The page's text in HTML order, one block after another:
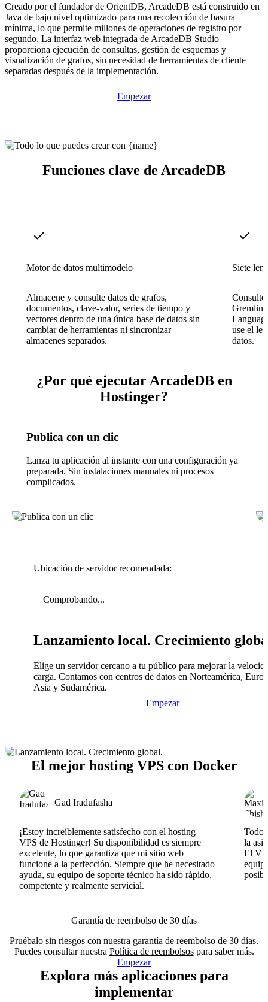
Creado por el fundador de OrientDB, ArcadeDB está construido en
Java de bajo nivel optimizado para una recolección de basura
mínima, lo que permite millones de operaciones de registro por
segundo. La interfaz web integrada de ArcadeDB Studio
proporciona ejecución de consultas, gestión de esquemas y
visualización de grafos, sin necesidad de herramientas de cliente
separadas después de la implementación.
Empezar
Funciones clave de ArcadeDB
Motor de datos multimodelo
Almacene y consulte datos de grafos,
documentos, clave-valor, series de tiempo y
vectores dentro de una única base de datos sin
cambiar de herramientas ni sincronizar
almacenes separados.
Siete
use el
datos.
¿Por qué ejecutar ArcadeDB en
Hostinger?
Publica con un clic
Lanza tu aplicación al instante con una configuración ya
preparada. Sin instalaciones manuales ni procesos
complicados.
Ubicación de servidor recomendada:
Comprobando...
Lanzamiento local. Crecimiento
Elige un servidor cercano a tu público para mejorar la
carga. Contamos con centros de datos en Norteamérica,
Asia y Sudamérica.
Empezar
El mejor hosting VPS con Docker
Gad Iradufasha
¡Estoy increíblemente satisfecho con el hosting
VPS de Hostinger! Su disponibilidad es siempre
excelente, lo que garantiza que mi sitio web
funcione a la perfección. Siempre que he necesitado
ayuda, su equipo de soporte técnico ha sido rápido,
competente y realmente servicial.
Todo
la
El
Garantía de reembolso de 30 días
Pruébalo sin riesgos con nuestra garantía de reembolso de 30 días.
Puedes consultar nuestra Política de reembolsospara saber más.
Empezar
Explora más aplicaciones para
implementar